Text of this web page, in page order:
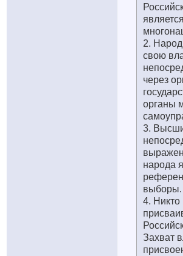
2.
свою
через
органы
3.
народа
выборы.
4.
Захват